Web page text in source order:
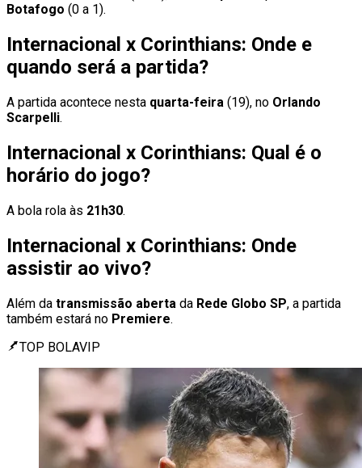
Botafogo (0 a 1).
Internacional x Corinthians: Onde e
quando será a partida?
A partida acontece nesta quarta-feira (19), no Orlando
Scarpelli.
Internacional x Corinthians: Qual é o
horário do jogo?
A bola rola às 21h30.
Internacional x Corinthians: Onde
assistir ao vivo?
Além da transmissão aberta da Rede Globo SP, a partida
também estará no Premiere.
TOP BOLAVIP